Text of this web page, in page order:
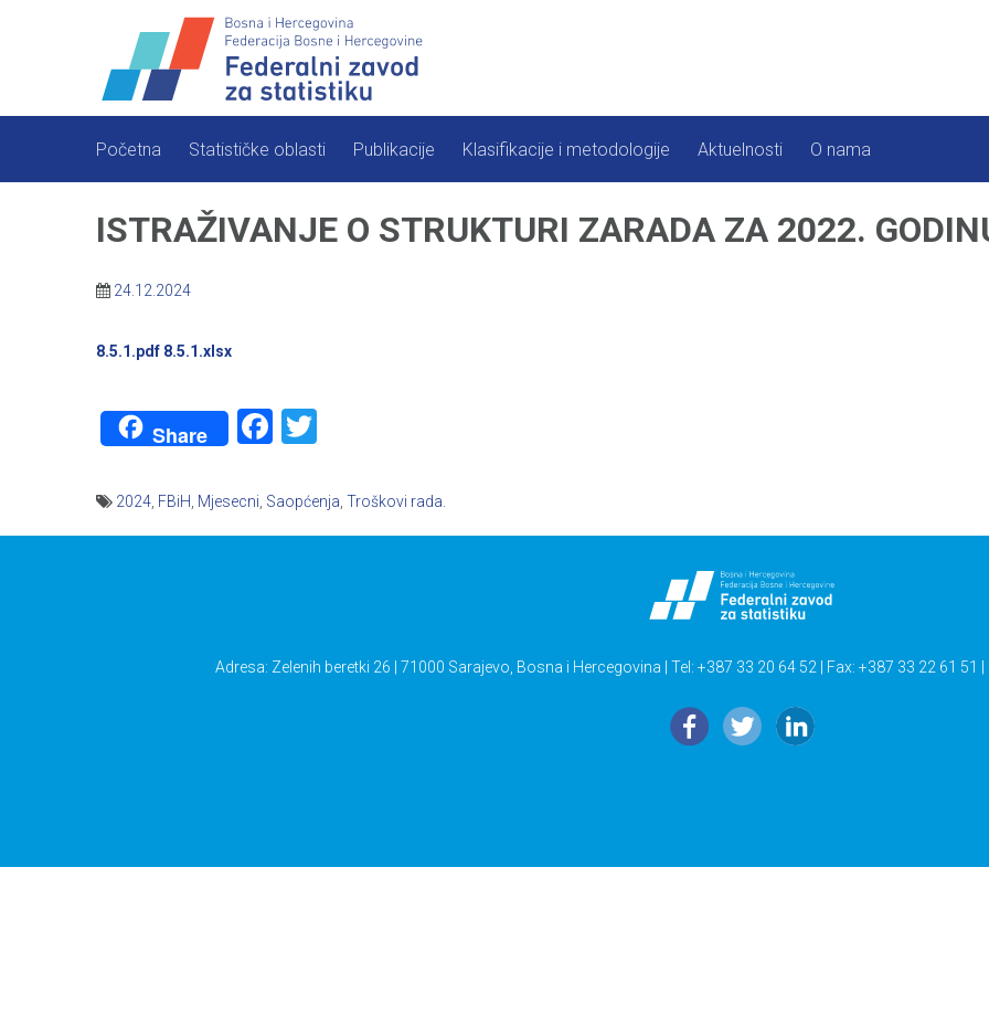
Početna Statističke oblasti Publikacije Klasifikacije i metodologije Aktuelnosti O nama
ISTRAŽIVANJE O STRUKTURI ZARADA ZA 2022.
24.12.2024
8.5.1.pdf 8.5.1.xlsx
Share Facebook
2024 FBiH Mjesecni Saopćenja Troškovi rada.
Adresa: Zelenih beretki 26 | 71000 Sarajevo, Bosna i Hercegovina | Tel: +387 33 20 64 52 | Fax: +387 33 22 61 51 |